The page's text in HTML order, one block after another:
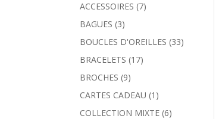
ACCESSOIRES (7)
BAGUES (3)
BOUCLES D'OREILLES (33)
BRACELETS (17)
BROCHES (9)
CARTES CADEAU (1)
COLLECTION MIXTE (6)